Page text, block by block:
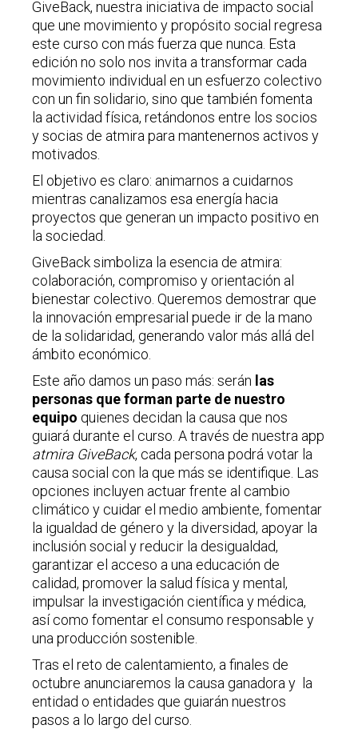
GiveBack, nuestra iniciativa de impacto social
que une movimiento y propósito social regresa
este curso con más fuerza que nunca. Esta
edición no solo nos invita a transformar cada
movimiento individual en un esfuerzo colectivo
con un fin solidario, sino que también fomenta
la actividad física, retándonos entre los socios
y socias de atmira para mantenernos activos y
motivados.
El objetivo es claro: animarnos a cuidarnos
mientras canalizamos esa energía hacia
proyectos que generan un impacto positivo en
la sociedad.
GiveBack simboliza la esencia de atmira:
colaboración, compromiso y orientación al
bienestar colectivo. Queremos demostrar que
la innovación empresarial puede ir de la mano
de la solidaridad, generando valor más allá del
ámbito económico.
Este año damos un paso más: serán las
personas que forman parte de nuestro
equipo quienes decidan la causa que nos
guiará durante el curso. A través de nuestra app
atmira GiveBack, cada persona podrá votar la
causa social con la que más se identifique. Las
opciones incluyen actuar frente al cambio
climático y cuidar el medio ambiente, fomentar
la igualdad de género y la diversidad, apoyar la
inclusión social y reducir la desigualdad,
garantizar el acceso a una educación de
calidad, promover la salud física y mental,
impulsar la investigación científica y médica,
así como fomentar el consumo responsable y
una producción sostenible.
Tras el reto de calentamiento, a finales de
octubre anunciaremos la causa ganadora y la
entidad o entidades que guiarán nuestros
pasos a lo largo del curso.